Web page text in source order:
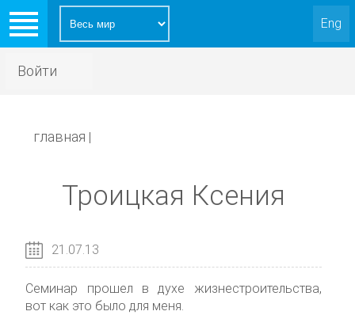
Eng
Войти
главная |
Троицкая Ксения
21.07.13
Семинар прошел в духе жизнестроительства,
вот как это было для меня.